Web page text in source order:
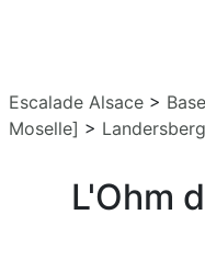
Escalade Alsace >
Moselle] > Landersberg
L'Ohm